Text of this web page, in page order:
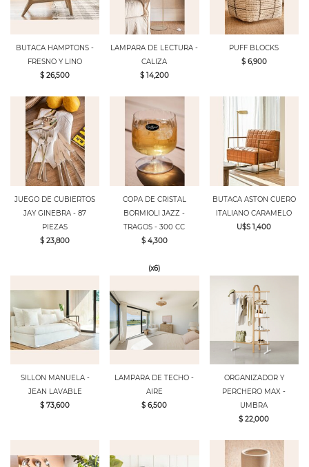
BUTACA HAMPTONS -
FRESNO Y LINO
$ 26,500
LAMPARA DE LECTURA -
CALIZA
$ 14,200
PUFF BLOCKS
$ 6,900
JUEGO DE CUBIERTOS
JAY GINEBRA - 87
PIEZAS
$ 23,800
COPA DE CRISTAL
BORMIOLI JAZZ -
TRAGOS - 300 CC
$ 4,300
(x6)
BUTACA ASTON CUERO
ITALIANO CARAMELO
U$S 1,400
SILLON MANUELA -
JEAN LAVABLE
$ 73,600
LAMPARA DE TECHO -
AIRE
$ 6,500
ORGANIZADOR Y
PERCHERO MAX -
UMBRA
$ 22,000